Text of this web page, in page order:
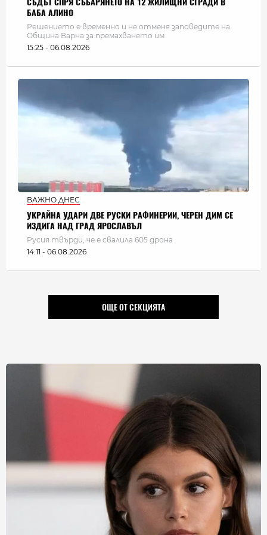
БАБА АЛИНО
Решението е временно и не отменя заповедите на
Община Варна за премахването им
15:25 - 06.08.2026
ВАЖНО ДНЕС
УКРАЙНА УДАРИ ДВЕ РУСКИ РАФИНЕРИИ, ЧЕРЕН ДИМ СЕ
ИЗДИГА НАД ГРАД ЯРОСЛАВЪЛ
Русия твърди, че е свалила 605 дрона
14:11 - 06.08.2026
ОЩЕ ОТ СЕКЦИЯТА